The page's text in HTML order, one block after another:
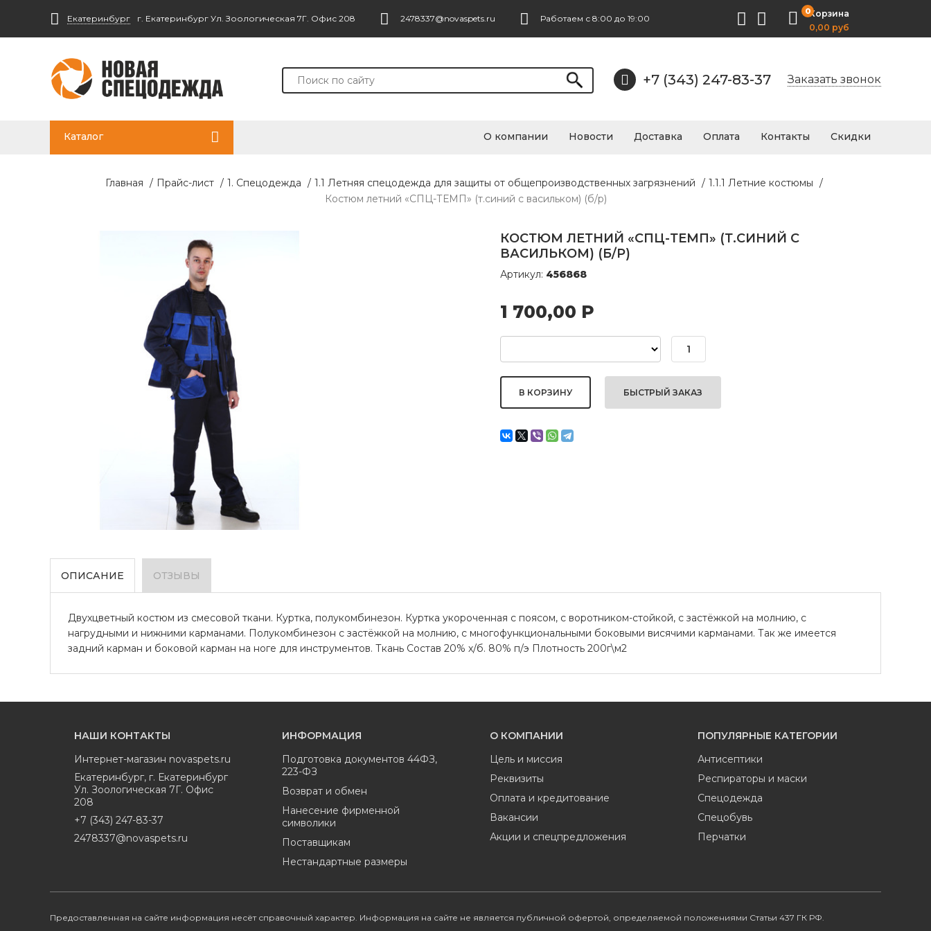
Екатеринбург г. Екатеринбург Ул. Зоологическая 7Г. Офис 208 2478337@novaspets.ru Работаем с 8:00 до 19:00
0Корзина
0,00 руб
+7 (343) 247-83-37 Заказать звонок
Каталог О компании Новости Доставка Оплата Контакты Скидки
Главная / Прайс-лист / 1. Спецодежда / 1.1 Летняя спецодежда для защиты от общепроизводственных загрязнений / 1.1.1 Летние костюмы /
Костюм летний «СПЦ-ТЕМП» (т.синий с васильком) (б/р)
КОСТЮМ ЛЕТНИЙ «СПЦ-ТЕМП» (Т.СИНИЙ С
ВАСИЛЬКОМ) (Б/Р)
Артикул: 456868
1 700,00 Р
БЫСТРЫЙ ЗАКАЗ
ОПИСАНИЕ ОТЗЫВЫ
Двухцветный костюм из смесовой ткани. Куртка, полукомбинезон. Куртка укороченная с поясом, с воротником-стойкой, с застёжкой на молнию, с
нагрудными и нижними карманами. Полукомбинезон с застёжкой на молнию, с многофункциональными боковыми висячими карманами. Так же имеется
задний карман и боковой карман на ноге для инструментов. Ткань Состав 20% х/б. 80% п/э Плотность 200г\м2
НАШИ КОНТАКТЫ
Интернет-магазин novaspets.ru
Екатеринбург, г. Екатеринбург
Ул. Зоологическая 7Г. Офис
208
+7 (343) 247-83-37
2478337@novaspets.ru
ИНФОРМАЦИЯ
Подготовка документов 44ФЗ,
223-ФЗ
Возврат и обмен
Нанесение фирменной
символики
Поставщикам
Нестандартные размеры
О КОМПАНИИ
Цель и миссия
Реквизиты
Оплата и кредитование
Вакансии
Акции и спецпредложения
ПОПУЛЯРНЫЕ КАТЕГОРИИ
Антисептики
Респираторы и маски
Спецодежда
Спецобувь
Перчатки
Предоставленная на сайте информация несёт справочный характер. Информация на сайте не является публичной офертой, определяемой положениями Статьи 437 ГК РФ.